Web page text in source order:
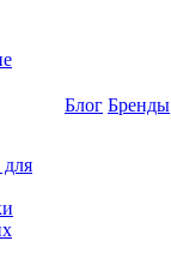
Блог Бренды